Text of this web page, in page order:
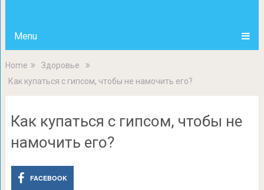
Menu
Home
Здоровье
Как купаться с гипсом, чтобы не намочить его?
Как купаться с гипсом, чтобы не
намочить его?
FACEBOOK